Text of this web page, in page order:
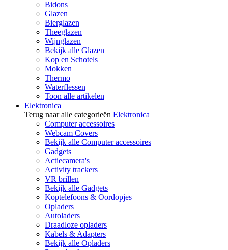
Bidons
Glazen
Bierglazen
Theeglazen
Wijnglazen
Bekijk alle Glazen
Kop en Schotels
Mokken
Thermo
Waterflessen
Toon alle artikelen
Elektronica
Terug naar alle categorieën Elektronica
Computer accessoires
Webcam Covers
Bekijk alle Computer accessoires
Gadgets
Actiecamera's
Activity trackers
VR brillen
Bekijk alle Gadgets
Koptelefoons & Oordopjes
Opladers
Autoladers
Draadloze opladers
Kabels & Adapters
Bekijk alle Opladers